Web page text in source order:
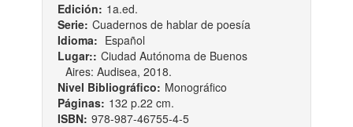
Edición: 1a.ed.
Serie: Cuadernos de hablar de poesía
Idioma: Español
Lugar:: Ciudad Autónoma de Buenos
Aires: Audisea, 2018.
Nivel Bibliográfico: Monográfico
Páginas: 132 p.22 cm.
ISBN: 978-987-46755-4-5